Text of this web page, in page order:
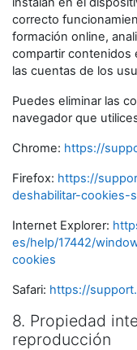
correcto
formación online,
compartir contenidos
las cuentas de los
Puedes eliminar las
navegador que
Chrome: https://
Firefox: https://
deshabilitar-cookies-
Internet Explorer:
es/help/17442/
cookies
Safari: https://
8. Propiedad
reproducción